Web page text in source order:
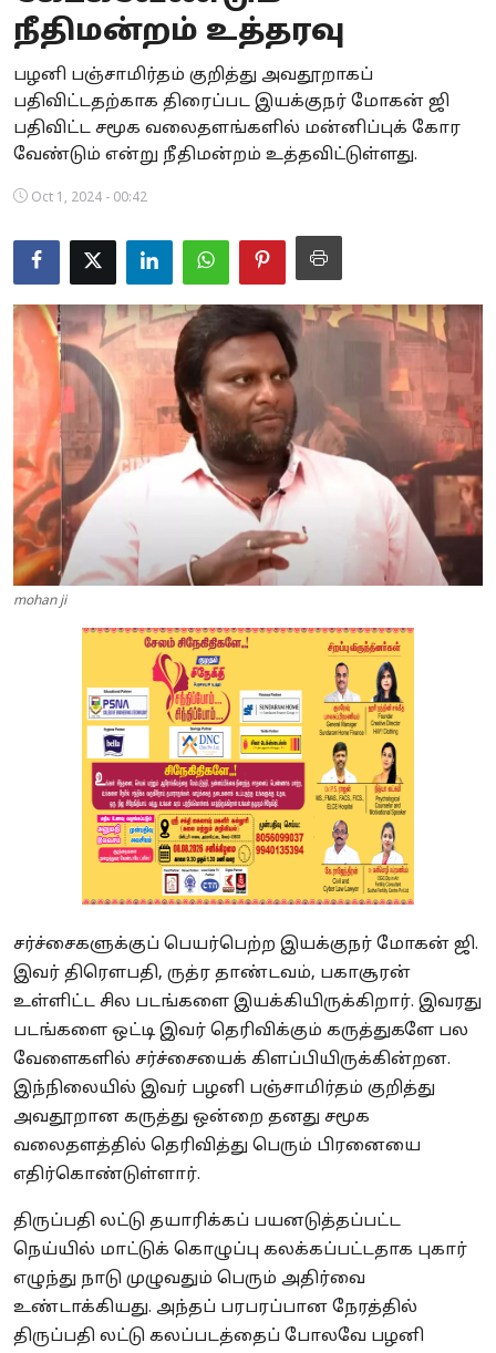
Business
Crime
Tamilnadu
Astrology
Spirituality
Weather
Politics
நீதிமன்றம் உத்தரவு
பழனி பஞ்சாமிர்தம் குறித்து அவதூறாகப்
பதிவிட்டதற்காக திரைப்பட இயக்குநர் மோகன் ஜி
பதிவிட்ட சமூக வலைதளங்களில் மன்னிப்புக் கோர
வேண்டும் என்று நீதிமன்றம் உத்தவிட்டுள்ளது.
Oct 1, 2024 - 00:42
mohan ji
சர்ச்சைகளுக்குப் பெயர்பெற்ற இயக்குநர் மோகன் ஜி.
இவர் திரௌபதி, ருத்ர தாண்டவம், பகாசூரன்
உள்ளிட்ட சில படங்களை இயக்கியிருக்கிறார். இவரது
படங்களை ஒட்டி இவர் தெரிவிக்கும் கருத்துகளே பல
வேளைகளில் சர்ச்சையைக் கிளப்பியிருக்கின்றன.
இந்நிலையில் இவர் பழனி பஞ்சாமிர்தம் குறித்து
அவதூறான கருத்து ஒன்றை தனது சமூக
வலைதளத்தில் தெரிவித்து பெரும் பிரனையை
எதிர்கொண்டுள்ளார்.
திருப்பதி லட்டு தயாரிக்கப் பயனடுத்தப்பட்ட
நெய்யில் மாட்டுக் கொழுப்பு கலக்கப்பட்டதாக புகார்
எழுந்து நாடு முழுவதும் பெரும் அதிர்வை
உண்டாக்கியது. அந்தப் பரபரப்பான நேரத்தில்
திருப்பதி லட்டு கலப்படத்தைப் போலவே பழனி